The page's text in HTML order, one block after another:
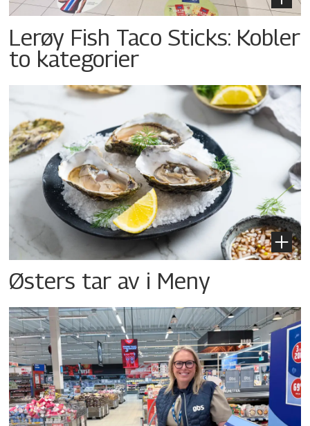
Lerøy Fish Taco Sticks: Kobler
to kategorier
Østers tar av i Meny